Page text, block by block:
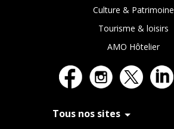
Culture & Patrimoine
Tourisme & loisirs
AMO Hôtelier
Tous nos sites